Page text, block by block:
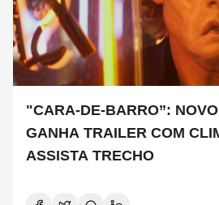
"CARA-DE-BARRO”:
GANHA TRAILER COM
ASSISTA TRECHO